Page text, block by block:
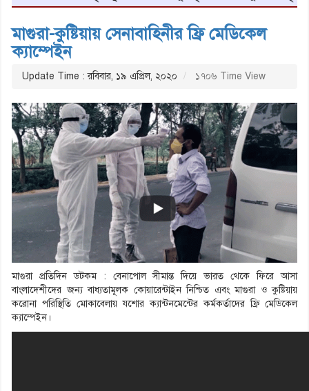
মাগুরা-কুষ্টিয়ায় সেনাবাহিনীর ফ্রি মেডিকেল
ক্যাম্পেইন
Update Time : রবিবার, ১৯ এপ্রিল, ২০২০ ১৭০৬ Time View
মাগুরা প্রতিদিন ডটকম : বেনাপোল সীমান্ত দিয়ে ভারত থেকে ফিরে আসা
বাংলাদেশীদের জন্য বাধ্যতামূলক কোয়ারেন্টাইন নিশ্চিত এবং মাগুরা ও কুষ্টিয়ায়
করোনা পরিস্থিতি মোকাবেলায় যশোর ক্যান্টনমেন্টের কর্মকর্তাদের ফ্রি মেডিকেল
ক্যাম্পেইন।